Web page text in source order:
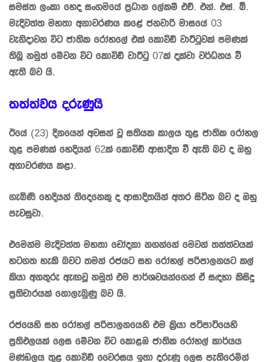
සමස්ත ලංකා හෙද සංගමයේ ප්‍රධාන ලේකම් එච්. එන්. එස්. බී.
මැදිවත්ත මහතා අනාවරණය කළේ ජනවාරි මාසයේ 03
වැනිදාවන විට ජාතික රෝහලේ එක් කොවිඩ් වාට්ටුවක් පමණක්
තිබූ නමුත් මේවන විට කොවිඩ් වාට්ටු 07ක් දක්වා වර්ධනය වී
ඇති බව යි.
තත්ත්වය දරුණුයි
ඊයේ (23) දිනයෙන් අවසන් වූ සතියක කාලය තුළ ජාතික රෝහල
තුළ පමණක් හෙදියන් 62ක් කොවිඩ් ආසාදිත වී ඇති බව ද ඔහු
අනාවරණය කළා.
ගැබිණි හෙදියන් තිදෙනෙකු ද ආසාදිතයින් අතර සිටින බව ද ඔහු
පැවසුවා.
එමෙන්ම මැදිවත්ත මහතා චෝදනා නගන්නේ මෙවන් තත්ත්වයක්
හටගත හැකි බවට තමන් රජයට සහ රෝහල් පරිපාලනයට කල්
කියා අනතුරු ඇඟවූ නමුත් එම පාර්ශවයන්ගෙන් ඒ සඳහා කිසිදු
ප්‍රතිචාරයක් නොලැබුණු බව යි.
රජයෙහි සහ රෝහල් පරිපාලනයෙහි එම ක්‍රියා පටිපාටියෙහි
ප්‍රතිඵලයක් ලෙස මේවන විට කොළඹ ජාතික රෝහල් කාර්යය
මණ්ඩලය තුළ කොවිඩ් වෛරසය ඉතා දරුණු ලෙස පැතිරෙමින්